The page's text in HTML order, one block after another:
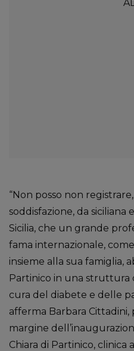
“Non posso non
soddisfazione, da siciliana
Sicilia, che un grande
fama internazionale,
insieme alla sua famiglia,
Partinico in una struttura
cura del diabete e delle
afferma Barbara Cittadini,
margine
Chiara di Partinico, clinica